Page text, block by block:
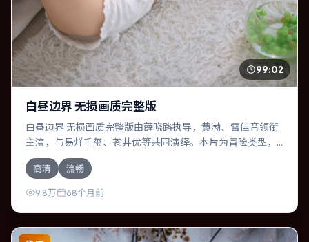
99:02
白昼边界 无损画质完整版
白昼边界 无损画质完整版由薛晓路执导，黄渤、雷佳音领衔
主演，与易烊千玺、苍井优等共同演绎。本片为冒险类型，
主要班底与取景来自英国。一桩旧案被重新翻出，真相与谎
言交织。影片整体气质温暖，节奏紧凑，人物动机清晰，适
合喜欢强情节与细腻表演的观众。
高清 流畅
9.8万 68个月前